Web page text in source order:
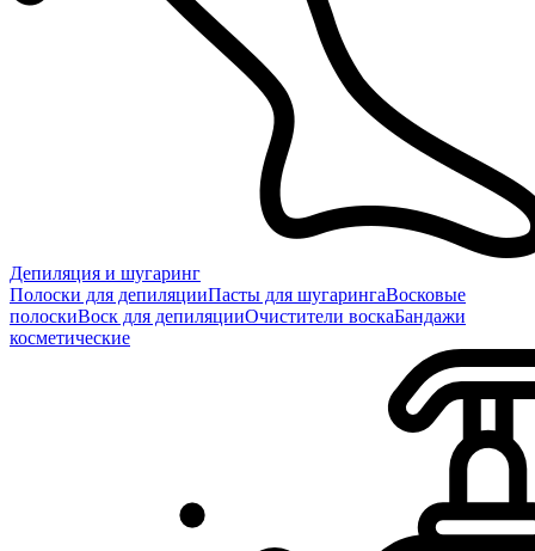
Депиляция и шугаринг
Полоски для депиляцииПасты для шугарингаВосковые
полоскиВоск для депиляцииОчистители воскаБандажи
косметические